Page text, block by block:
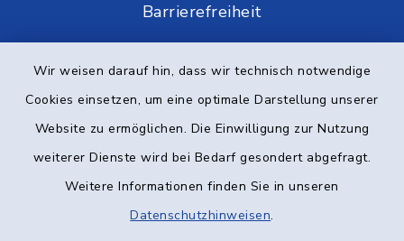
Wir weisen darauf hin, dass wir technisch notwendige
Cookies einsetzen, um eine optimale Darstellung unserer
Website zu ermöglichen. Die Einwilligung zur Nutzung
weiterer Dienste wird bei Bedarf gesondert abgefragt.
Weitere Informationen finden Sie in unseren
Datenschutzhinweisen.
Barrierefreiheit
Impressum
Elektronische Kommunikation